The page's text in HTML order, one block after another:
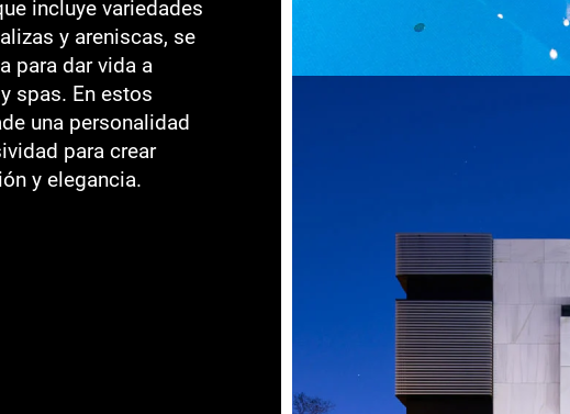
incluye variedades
y areniscas, se
para dar vida a
spas. En estos
una personalidad
para crear
y elegancia.